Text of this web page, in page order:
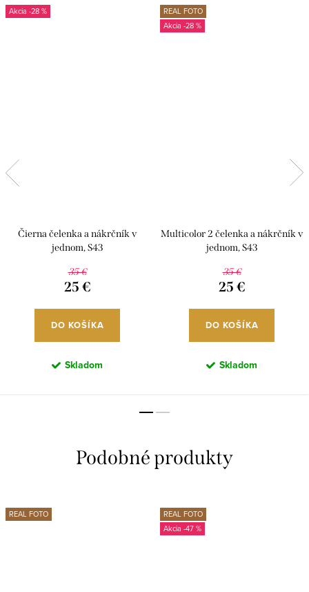
-28 %
Čierna čelenka a nákrčník v
jednom, S43
35 €
25 €
DO KOŠÍKA
Skladom
REAL FOTO
-28 %
Multicolor 2 čelenka a nákrčník v
jednom, S43
35 €
25 €
DO KOŠÍKA
Skladom
REAL FOTO
REAL FOTO
-47 %